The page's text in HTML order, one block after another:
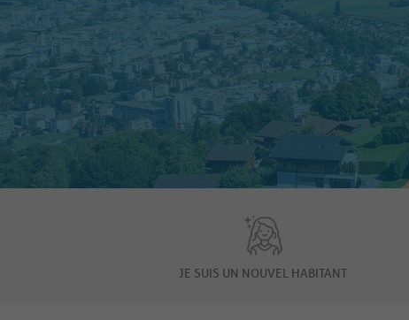
JE SUIS UN NOUVEL HABITANT